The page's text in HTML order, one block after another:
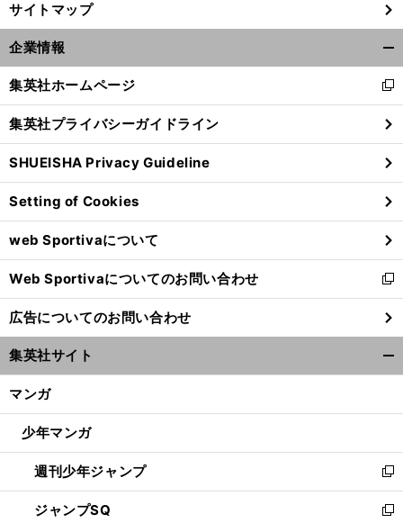
サイトマップ
企業情報
閉
る
集英社ホームページ
新
し
い
ウ
ィ
ン
ド
ウ
で
開
く
集英社プライバシーガイドライン
SHUEISHA Privacy Guideline
Setting of Cookies
web Sportivaについて
Web Sportivaについてのお問い合わせ
新
し
い
ウ
ィ
ン
ウ
開
く
広告についてのお問い合わせ
集英社サイト
マンガ
少年マンガ
週刊少年ジャンプ
新
し
い
ジャンプSQ
新